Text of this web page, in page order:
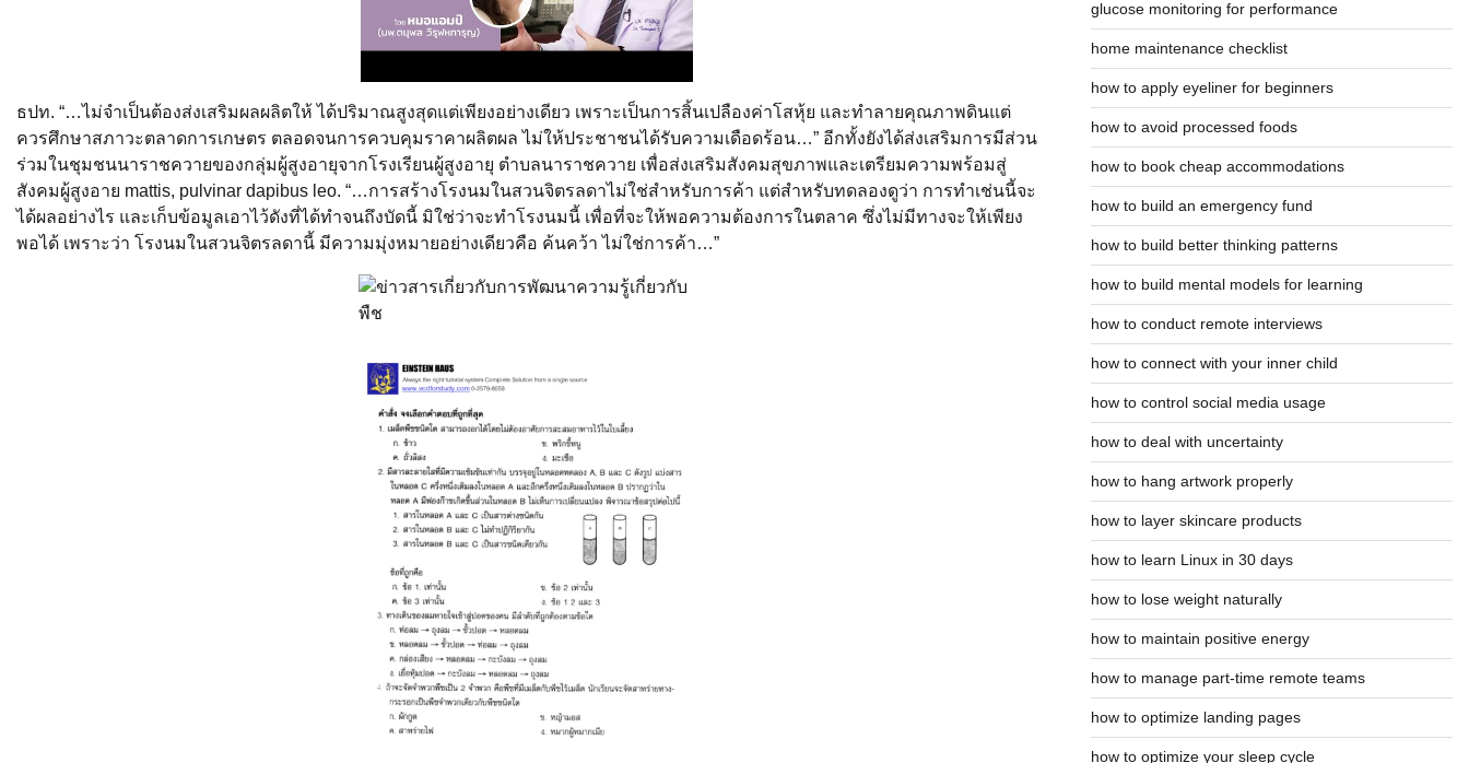
ธปท. “…ไม่จำเป็นต้องส่งเสริมผลผลิตให้ ได้ปริมาณสูงสุดแต่เพียงอย่างเดียว เพราะเป็นการสิ้นเปลืองค่าโสหุ้ย และทำลายคุณภาพดินแต่
ควรศึกษาสภาวะตลาดการเกษตร ตลอดจนการควบคุมราคาผลิตผล ไม่ให้ประชาชนได้รับความเดือดร้อน…” อีกทั้งยังได้ส่งเสริมการมีส่วน
ร่วมในชุมชนนาราชควายของกลุ่มผู้สูงอายุจากโรงเรียนผู้สูงอายุ ตำบลนาราชควาย เพื่อส่งเสริมสังคมสุขภาพและเตรียมความพร้อมสู่
สังคมผู้สูงอาย mattis, pulvinar dapibus leo. “…การสร้างโรงนมในสวนจิตรลดาไม่ใช่สำหรับการค้า แต่สำหรับทดลองดูว่า การทำเช่นนี้จะ
ได้ผลอย่างไร และเก็บข้อมูลเอาไว้ดังที่ได้ทำจนถึงบัดนี้ มิใช่ว่าจะทำโรงนมนี้ เพื่อที่จะให้พอความต้องการในตลาค ซึ่งไม่มีทางจะให้เพียง
พอได้ เพราะว่า โรงนมในสวนจิตรลดานี้ มีความมุ่งหมายอย่างเดียวคือ ค้นคว้า ไม่ใช่การค้า…”
glucose monitoring for performance
home maintenance checklist
how to apply eyeliner for beginners
how to avoid processed foods
how to book cheap accommodations
how to build an emergency fund
how to build better thinking patterns
how to build mental models for learning
how to conduct remote interviews
how to connect with your inner child
how to control social media usage
how to deal with uncertainty
how to hang artwork properly
how to layer skincare products
how to learn Linux in 30 days
how to lose weight naturally
how to maintain positive energy
how to manage part-time remote teams
how to optimize landing pages
how to optimize your sleep cycle